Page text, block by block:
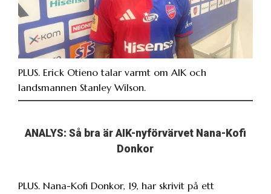
PLUS. Erick Otieno talar varmt om AIK och
landsmannen Stanley Wilson.
ANALYS: Så bra är AIK-nyförvärvet Nana-Kofi
Donkor
PLUS. Nana-Kofi Donkor, 19, har skrivit på ett